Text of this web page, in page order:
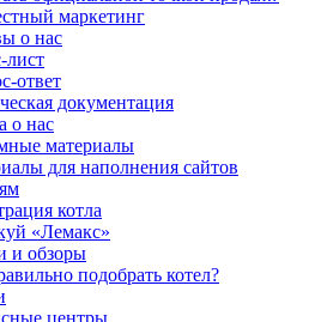
маркетинг
о нас
лист
ответ
документация
о нас
материалы
для наполнения сайтов
котла
«Лемакс»
и обзоры
подобрать котел?